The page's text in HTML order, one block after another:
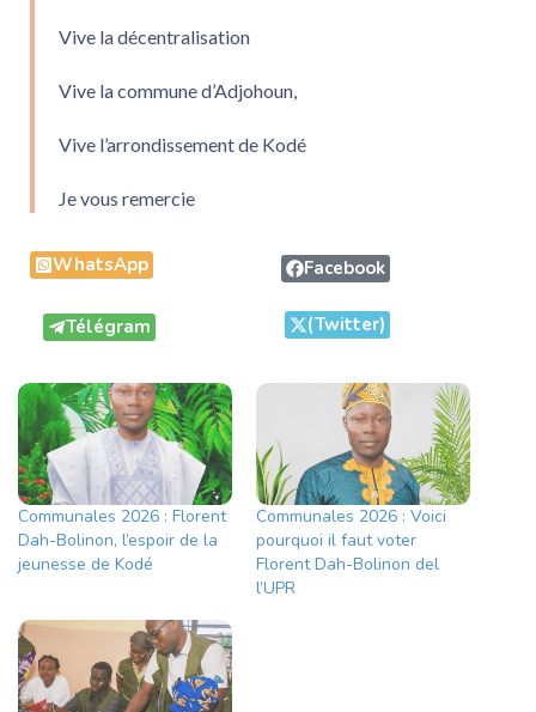
Vive la décentralisation
Vive la commune d’Adjohoun,
Vive l’arrondissement de Kodé
Je vous remercie
WhatsApp Facebook
(Twitter)
Télégram
Communales 2026 : Florent
Dah-Bolinon, l’espoir de la
jeunesse de Kodé
Communales 2026 : Voici
pourquoi il faut voter
Florent Dah-Bolinon del
l’UPR